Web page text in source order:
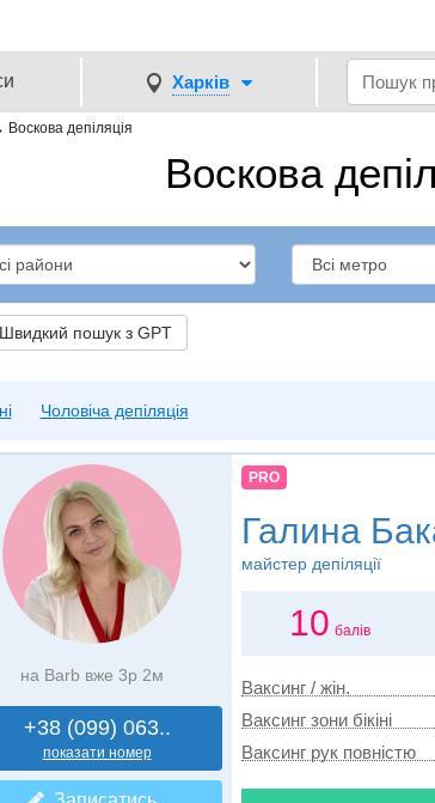
Харків
Воскова депіляція
Воскова
пошук з GPT
Чоловіча депіляція
на Barb вже 3р 2м
+38 (099) 063..
показати номер
PRO
Галина
майстер депіляції
10 балів
Ваксинг / жін.
Ваксинг зони бікіні
Ваксинг рук повністю